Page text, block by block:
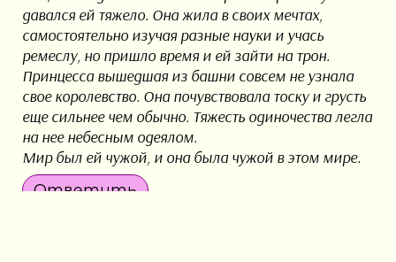
давался ей тяжело. Она жила в своих мечтах,
самостоятельно изучая разные науки и учась
ремеслу, но пришло время и ей зайти на трон.
Принцесса вышедшая из башни совсем не узнала
свое королевство. Она почувствовала тоску и грусть
еще сильнее чем обычно. Тяжесть одиночества легла
на нее небесным одеялом.
Мир был ей чужой, и она была чужой в этом мире.